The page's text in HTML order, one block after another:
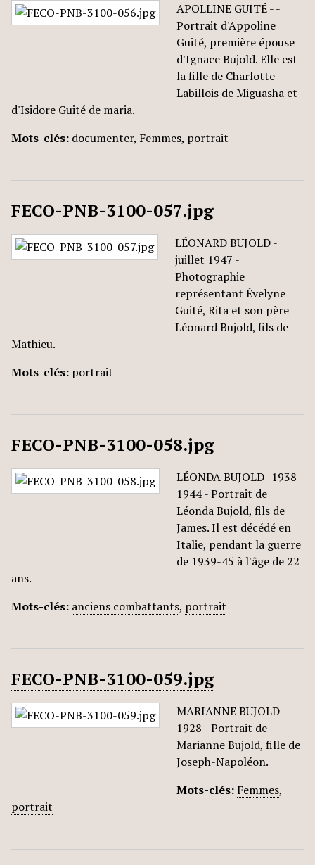
APOLLINE GUITÉ - -
Portrait d'Appoline
Guité, première épouse
d'Ignace Bujold. Elle est
la fille de Charlotte
Labillois de Miguasha et
d'Isidore Guité de maria.
Mots-clés: documenter, Femmes, portrait
FECO-PNB-3100-057.jpg
LÉONARD BUJOLD -
juillet 1947 -
Photographie
représentant Évelyne
Guité, Rita et son père
Léonard Bujold, fils de
Mathieu.
Mots-clés: portrait
FECO-PNB-3100-058.jpg
LÉONDA BUJOLD -1938-
1944 - Portrait de
Léonda Bujold, fils de
James. Il est décédé en
Italie, pendant la guerre
de 1939-45 à l'âge de 22
ans.
Mots-clés: anciens combattants, portrait
FECO-PNB-3100-059.jpg
MARIANNE BUJOLD -
1928 - Portrait de
Marianne Bujold, fille de
Joseph-Napoléon.
Mots-clés: Femmes,
portrait